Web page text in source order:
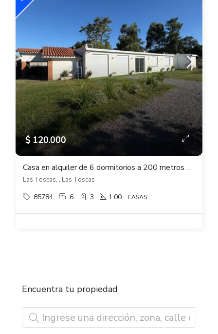
$ 120.000
Casa en alquiler de 6 dormitorios a 200 metros de la playa en Las Toscas
Las Toscas, , Las Toscas
85784 6 3 1.00 CASAS
Encuentra tu propiedad